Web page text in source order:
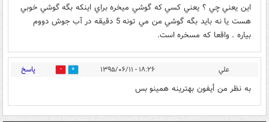
اين يعني چي ؟ يعني كسي كه گوشي ميخره براي اينكه بگه گوشي خوبي
هست يا نه بايد بگه گوشي من مي تونه 5 دقيقه در آب جوش دووم
بياره . واقعا كه مسخره است.
علي ۱۸:۲۶ - ۱۳۹۵/۰۶/۱۱ 0 پاسخ
به نظر من أيفون بهترينه همينو بس